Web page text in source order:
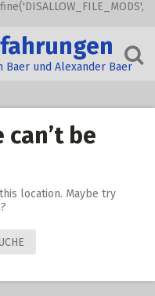
Baer und Alexander Baer
be
location. Maybe try